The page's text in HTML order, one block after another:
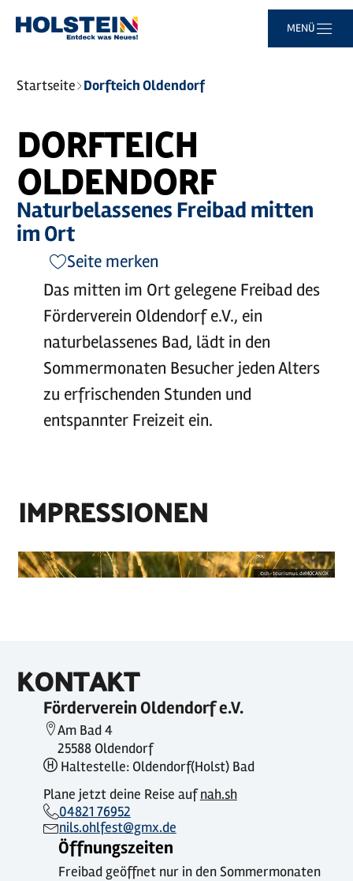
MENÜ
Sie
sind
Startseite Dorfteich Oldendorf
DORFTEICH
OLDENDORF
Naturbelassenes Freibad mitten
im Ort
Seite merken
Das mitten im Ort gelegene Freibad des
Förderverein Oldendorf e.V., ein
naturbelassenes Bad, lädt in den
Sommermonaten Besucher jeden Alters
zu erfrischenden Stunden und
entspannter Freizeit ein.
IMPRESSIONEN
©sh-tourismus.deMOCANOX
KONTAKT
Förderverein Oldendorf e.V.
Am Bad 4
25588 Oldendorf
Haltestelle: Oldendorf(Holst) Bad
Plane jetzt deine Reise aufnah.sh
04821 76952
nils.ohlfest@gmx.de
Öffnungszeiten
Freibad geöffnet nur in den Sommermonaten